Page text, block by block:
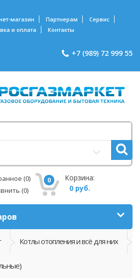
магазин Партнерам
Сервис
и оплата
Контакты
+7 (989) 72 999 55
(0)
(0)
0
Корзина:
0 руб.
Котлы отопления и всё для них